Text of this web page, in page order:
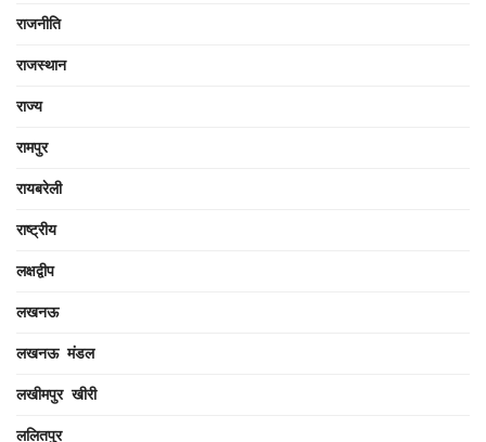
राजनीति
राजस्थान
राज्य
रामपुर
रायबरेली
राष्ट्रीय
लक्षद्वीप
लखनऊ
लखनऊ मंडल
लखीमपुर खीरी
ललितपुर